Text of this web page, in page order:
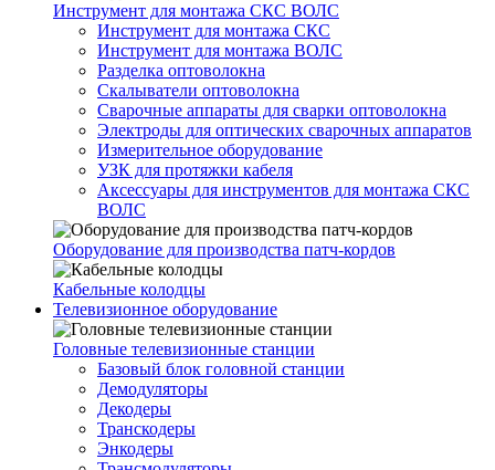
Инструмент для монтажа СКС ВОЛС
Инструмент для монтажа СКС
Инструмент для монтажа ВОЛС
Разделка оптоволокна
Скалыватели оптоволокна
Сварочные аппараты для сварки оптоволокна
Электроды для оптических сварочных аппаратов
Измерительное оборудование
УЗК для протяжки кабеля
Аксессуары для инструментов для монтажа СКС
ВОЛС
Оборудование для производства патч-кордов
Кабельные колодцы
Телевизионное оборудование
Головные телевизионные станции
Базовый блок головной станции
Демодуляторы
Декодеры
Транскодеры
Энкодеры